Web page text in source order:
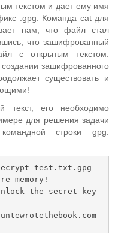
текстом и дает ему имя
.gpg. Команда cat для
нам, что файл стал
что зашифрованный
с открытым текстом.
зашифрованного
существовать и
текст, его необходимо
для решения задачи
строки gpg.
test.txt.gpg